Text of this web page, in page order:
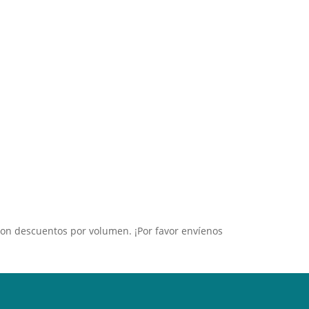
descuentos por volumen. ¡Por favor envíenos